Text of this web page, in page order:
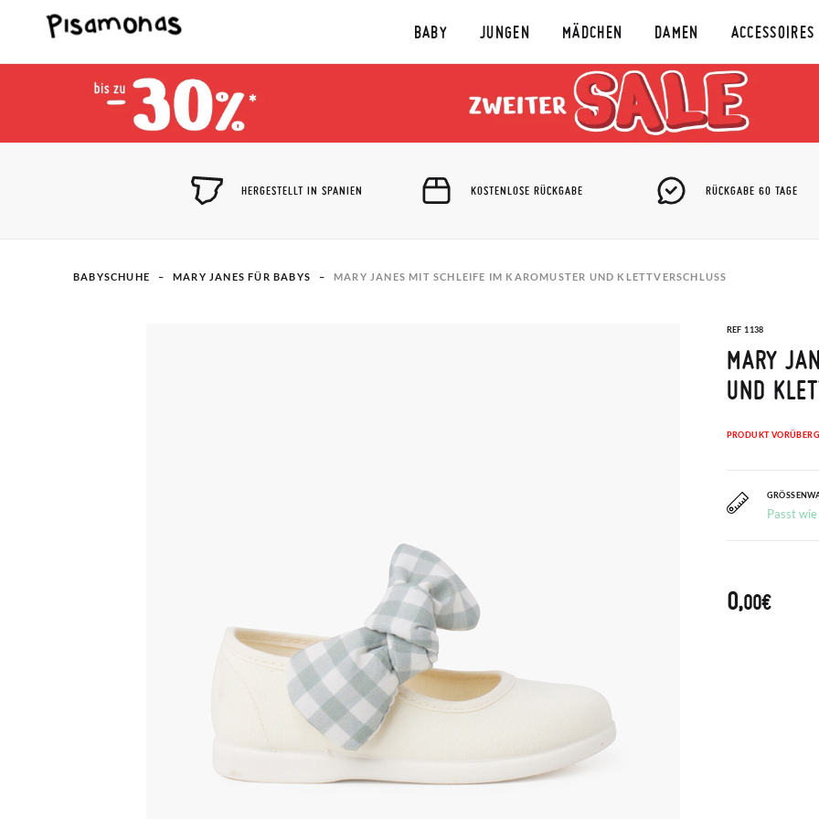
BABY JUNGEN MÄDCHEN DAMEN ACCESSOIRES
HERGESTELLT IN SPANIEN KOSTENLOSE RÜCKGABE RÜCKGABE 60 TAGE
BABYSCHUHE MARY JANES FÜR BABYS MARY JANES MIT SCHLEIFE IM KAROMUSTER UND KLETTVERSCHLUSS
REF 1138
MARY
UND
PRODUKT
Passt
0,00€